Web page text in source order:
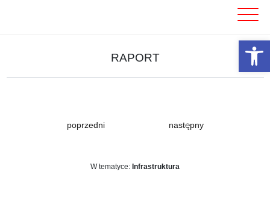
RAPORT
poprzedni następny
W tematyce: Infrastruktura